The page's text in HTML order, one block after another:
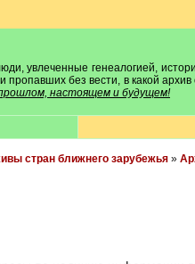
увлеченные генеалогией,
пропавших без вести, в какой
настоящем и будущем!
стран ближнего зарубежья»